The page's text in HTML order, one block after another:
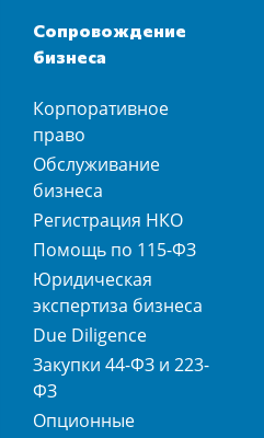
Сопровождение
бизнеса
Корпоративное
право
Обслуживание
бизнеса
Регистрация НКО
Помощь по 115-ФЗ
Юридическая
экспертиза бизнеса
Due Diligence
Закупки 44-ФЗ и 223-
ФЗ
Опционные